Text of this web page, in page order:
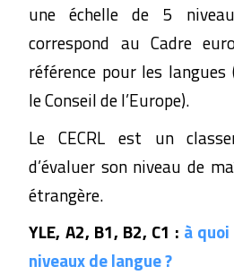
une échelle de 5
correspond au Cadre
référence pour les langues
le Conseil de l’Europe).
Le CECRL est un
d’évaluer son niveau de
étrangère.
YLE, A2, B1, B2, C1 : à
niveaux de langue ?